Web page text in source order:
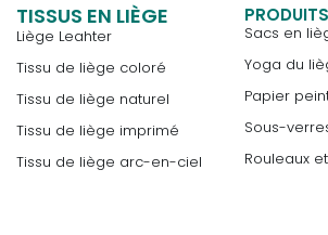
TISSUS EN LIÈGE
Liège Leahter
Tissu de liège coloré
Tissu de liège naturel
Tissu de liège imprimé
Tissu de liège arc-en-ciel
Sacs en
Yoga du
Papier
Sous-
Rouleaux